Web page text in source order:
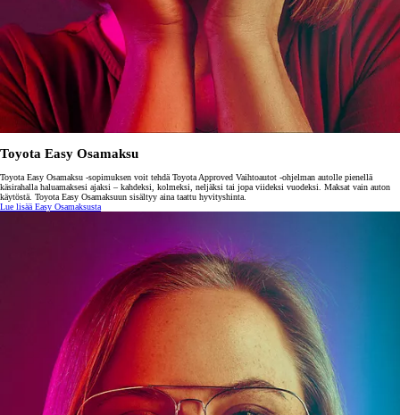
Toyota Easy Osamaksu
Toyota Easy Osamaksu -sopimuksen voit tehdä Toyota Approved Vaihtoautot -ohjelman autolle pienellä
käsirahalla haluamaksesi ajaksi – kahdeksi, kolmeksi, neljäksi tai jopa viideksi vuodeksi. Maksat vain auton
käytöstä. Toyota Easy Osamaksuun sisältyy aina taattu hyvityshinta.
Lue lisää Easy Osamaksusta